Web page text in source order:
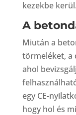
kezekbe kerül.
A
Miután a
törmeléket, a
ahol
egy CE-
hogy hol és